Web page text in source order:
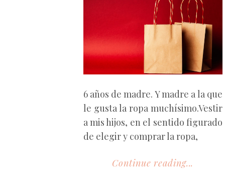
6 años de madre. Y madre a la que
le gusta la ropa muchísimo.Vestir
a mis hijos, en el sentido figurado
de elegir y comprar la ropa,
Continue reading...